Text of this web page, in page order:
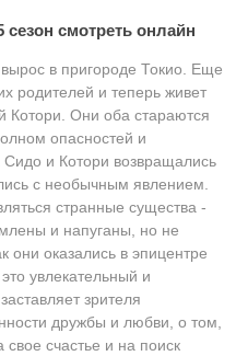
сезон смотреть онлайн
в пригороде Токио. Еще
родителей и теперь живет
Котори. Они оба стараются
опасностей и
и Котори возвращались
с необычным явлением.
странные существа -
и напуганы, но не
они оказались в эпицентре
увлекательный и
зрителя
дружбы и любви, о том,
счастье и на поиск